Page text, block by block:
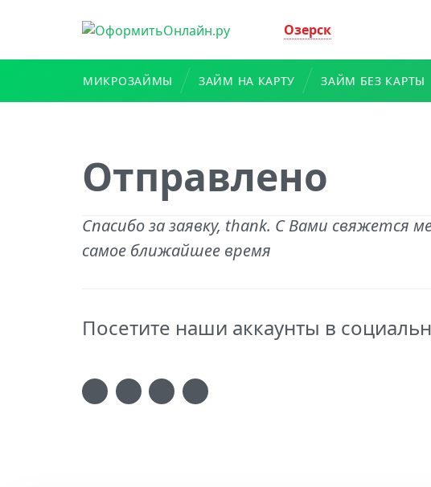
Озерск
МИКРОЗАЙМЫ ЗАЙМ НА КАРТУ ЗАЙМ БЕЗ КАРТЫ
Отправлено
Спасибо за заявку, thank. С Вами свяжется
самое ближайшее время
Посетите наши аккаунты в